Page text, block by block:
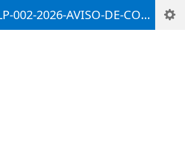
Páginas: 005-LP-002-2026-AVISO-DE-CONVOCATORIA--Art--224-Decto-Ley-019-2012